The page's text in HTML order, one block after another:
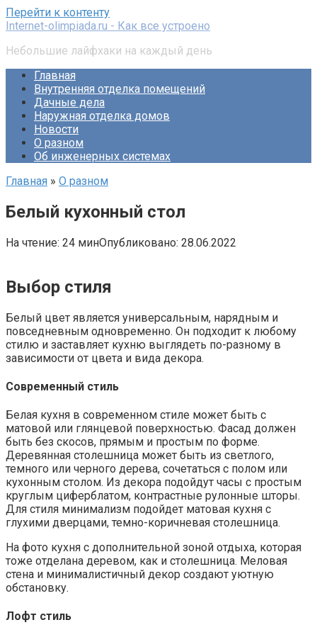
Перейти к контенту
Internet-olimpiada.ru - Как все устроено
Небольшие лайфхаки на каждый день
Главная
Внутренняя отделка помещений
Дачные дела
Наружная отделка домов
Новости
О разном
Об инженерных системах
Главная » О разном
Белый кухонный стол
На чтение: 24 минОпубликовано: 28.06.2022
Выбор стиля
Белый цвет является универсальным, нарядным и
повседневным одновременно. Он подходит к любому
стилю и заставляет кухню выглядеть по-разному в
зависимости от цвета и вида декора.
Современный стиль
Белая кухня в современном стиле может быть с
матовой или глянцевой поверхностью. Фасад должен
быть без скосов, прямым и простым по форме.
Деревянная столешница может быть из светлого,
темного или черного дерева, сочетаться с полом или
кухонным столом. Из декора подойдут часы с простым
круглым циферблатом, контрастные рулонные шторы.
Для стиля минимализм подойдет матовая кухня с
глухими дверцами, темно-коричневая столешница.
На фото кухня с дополнительной зоной отдыха, которая
тоже отделана деревом, как и столешница. Меловая
стена и минималистичный декор создают уютную
обстановку.
Лофт стиль